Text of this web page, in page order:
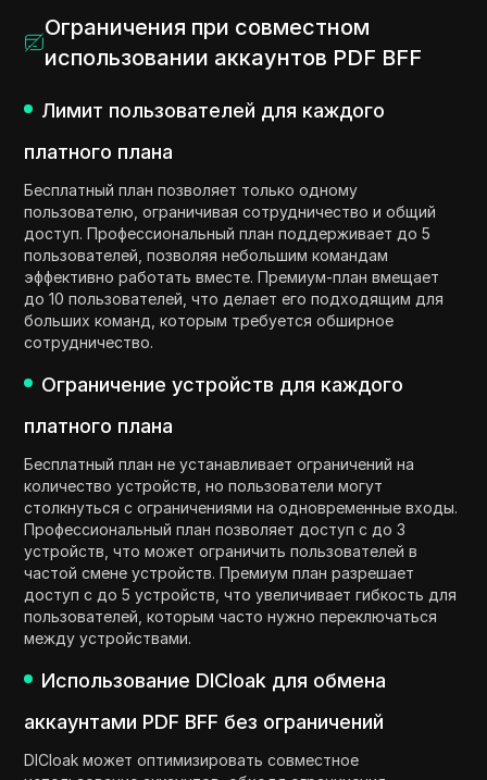
Ограничения при совместном
использовании аккаунтов PDF BFF
Лимит пользователей для каждого
платного плана
Бесплатный план позволяет только одному
пользователю, ограничивая сотрудничество и общий
доступ. Профессиональный план поддерживает до 5
пользователей, позволяя небольшим командам
эффективно работать вместе. Премиум-план вмещает
до 10 пользователей, что делает его подходящим для
больших команд, которым требуется обширное
сотрудничество.
Ограничение устройств для каждого
платного плана
Бесплатный план не устанавливает ограничений на
количество устройств, но пользователи могут
столкнуться с ограничениями на одновременные входы.
Профессиональный план позволяет доступ с до 3
устройств, что может ограничить пользователей в
частой смене устройств. Премиум план разрешает
доступ с до 5 устройств, что увеличивает гибкость для
пользователей, которым часто нужно переключаться
между устройствами.
Использование DICloak для обмена
аккаунтами PDF BFF без ограничений
DICloak может оптимизировать совместное